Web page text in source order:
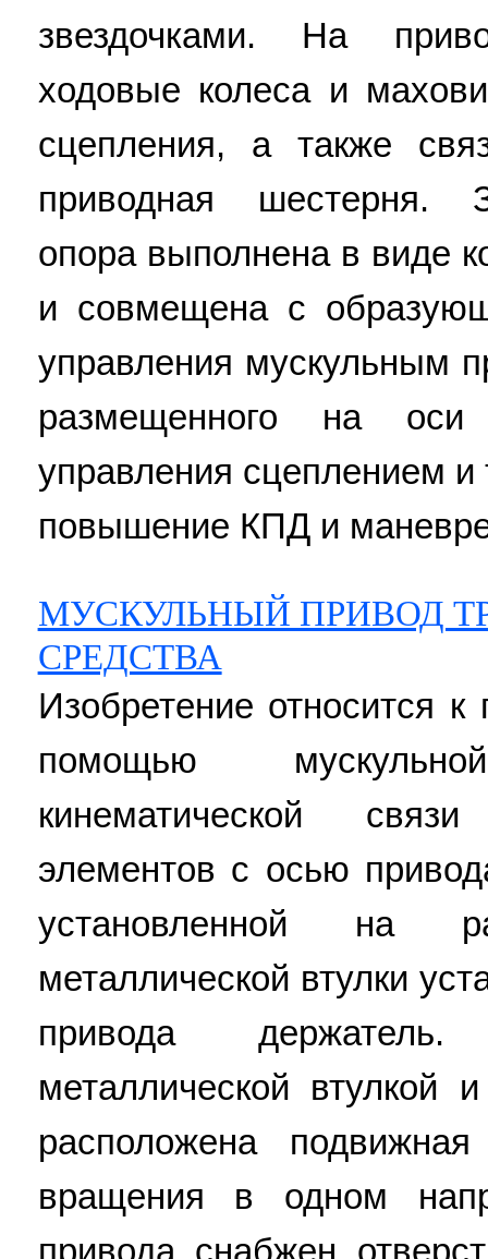
звездочками. На
ходовые колеса и
сцепления, а также
приводная шестерня.
опора выполнена в виде
и совмещена с
управления мускульным
размещенного на
управления сцеплением
повышение КПД и
МУСКУЛЬНЫЙ ПРИВОД
СРЕДСТВА
Изобретение относится
помощью
кинематической
элементов с осью
установленной на
металлической втулки
привода
металлической втулкой
расположена
вращения в одном
привода снабжен